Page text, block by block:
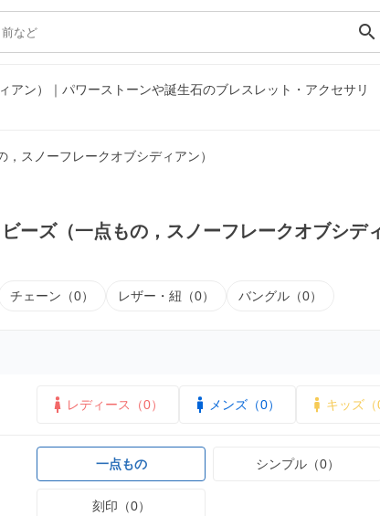
search
ン）｜パワーストーンや誕生石のブレスレット・アクセサリ
，スノーフレークオブシディアン）
ーズ（一点もの，スノーフレークオブシデ
チェーン（0） レザー・紐（0） バングル（0）
レディース（0） メンズ（0） キッズ（
一点もの シンプル（0）
刻印（0）